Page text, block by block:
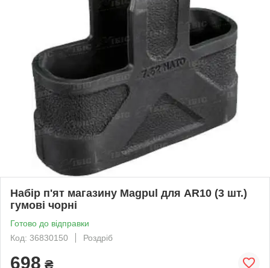
Набір п'ят магазину Magpul для AR10 (3 шт.)
гумові чорні
Готово до відправки
Код: 36830150
Роздріб
698 ₴